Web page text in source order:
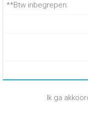
**Btw inbegrepen.
Ik ga